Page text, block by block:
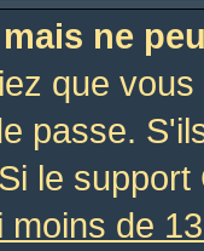
ne
que
passe.
le
moins de